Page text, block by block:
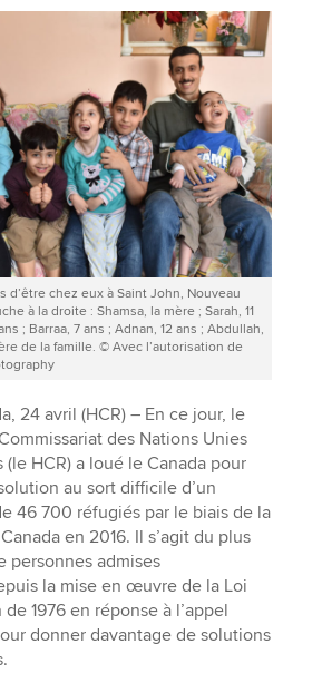
d’être chez eux à Saint John, Nouveau
à la droite : Shamsa, la mère ; Sarah, 11
; Barraa, 7 ans ; Adnan, 12 ans ; Abdullah,
de la famille. © Avec l’autorisation de
24 avril (HCR) – En ce jour, le
des Nations Unies
HCR) a loué le Canada pour
au sort difficile d’un
46 700 réfugiés par le biais de la
en 2016. Il s’agit du plus
personnes admises
la mise en œuvre de la Loi
1976 en réponse à l’appel
donner davantage de solutions